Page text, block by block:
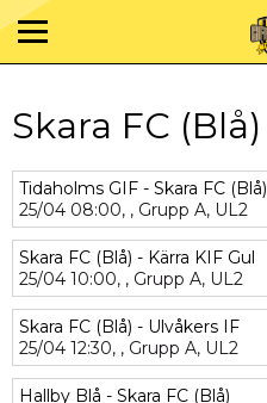
Skara FC (Blå)
Tidaholms GIF - Skara FC (Blå)
25/04 08:00, , Grupp A, UL2
Skara FC (Blå) - Kärra KIF Gul
25/04 10:00, , Grupp A, UL2
Skara FC (Blå) - Ulvåkers IF
25/04 12:30, , Grupp A, UL2
Hallby Blå - Skara FC (Blå)